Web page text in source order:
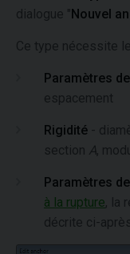
dialogue "Nouvel
Ce type nécessite
Paramètres
espacement
Rigidité -
section A,
Paramètres
à la rupture, la
décrite ci-